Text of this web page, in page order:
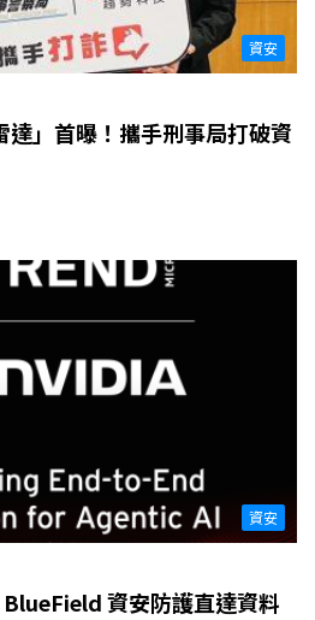
資安
」首曝！攜手刑事局打破資
資安
資安防護直達資料